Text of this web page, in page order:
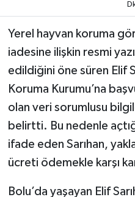
Yerel hayvan koruma
iadesine ilişkin resmi
edildiğini öne süren Elif
Koruma Kurumu’na
olan veri sorumlusu
belirtti. Bu nedenle
ifade eden Sarıhan,
ücreti ödemekle karşı
Bolu’da yaşayan Elif